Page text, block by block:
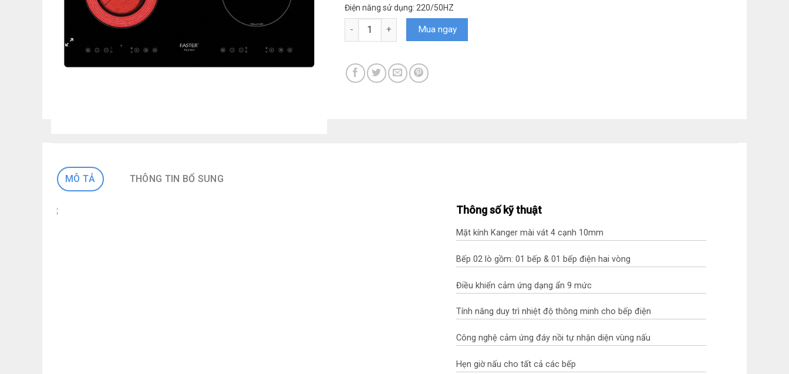
Điện năng sử dụng: 220/50HZ
Bếp điện từ FS 288HI số lượng
Mua ngay
MÔ TẢ THÔNG TIN BỔ SUNG
Thông số kỹ thuật
Mặt kính Kanger mài vát 4 cạnh 10mm
Bếp 02 lò gồm: 01 bếp & 01 bếp điện hai vòng
Điều khiển cảm ứng dạng ẩn 9 mức
Tính năng duy trì nhiệt độ thông minh cho bếp điện
Công nghệ cảm ứng đáy nồi tự nhận diện vùng nấu
Hẹn giờ nấu cho tất cả các bếp